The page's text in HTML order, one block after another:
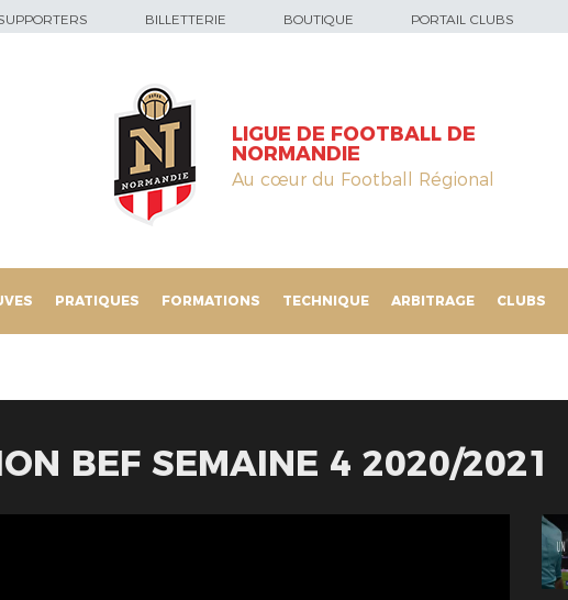
BILLETTERIE BOUTIQUE PORTAIL CLUBS
LIGUE DE FOOTBALL DE
NORMANDIE
Au cœur du Football Régional
PRATIQUES FORMATIONS TECHNIQUE ARBITRAGE CLUBS
BEF SEMAINE 4 2020/2021